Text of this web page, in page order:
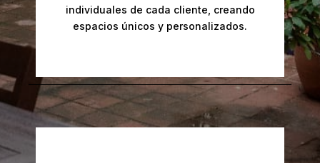
individuales de cada cliente, creando
espacios únicos y personalizados.